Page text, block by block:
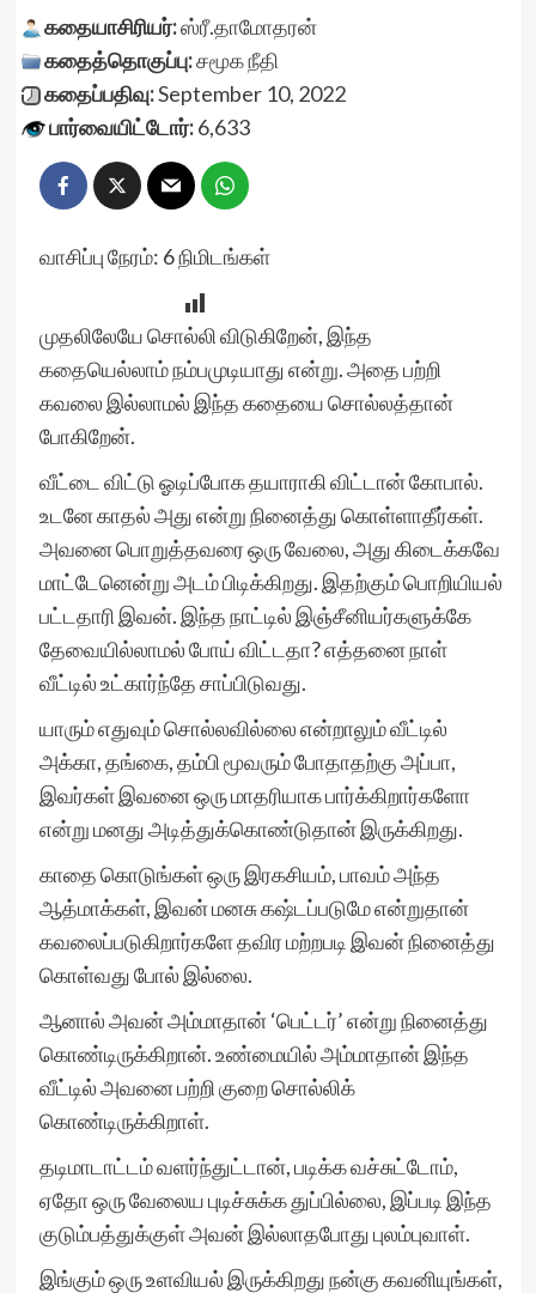
கதையாசிரியர்:ஸ்ரீ.தாமோதரன்
கதைத்தொகுப்பு:சமூக நீதி
கதைப்பதிவு:September 10, 2022
பார்வையிட்டோர்:6,633
வாசிப்பு நேரம்: 6நிமிடங்கள்
முதலிலேயே சொல்லி விடுகிறேன், இந்த
கதையெல்லாம் நம்பமுடியாது என்று. அதை பற்றி
கவலை இல்லாமல் இந்த கதையை சொல்லத்தான்
போகிறேன்.
வீட்டை விட்டு ஓடிப்போக தயாராகி விட்டான் கோபால்.
உடனே காதல் அது என்று நினைத்து கொள்ளாதீர்கள்.
அவனை பொறுத்தவரை ஒரு வேலை, அது கிடைக்கவே
மாட்டேனென்று அடம் பிடிக்கிறது. இதற்கும் பொறியியல்
பட்டதாரி இவன். இந்த நாட்டில் இஞ்சீனியர்களுக்கே
தேவையில்லாமல் போய் விட்டதா? எத்தனை நாள்
வீட்டில் உட்கார்ந்தே சாப்பிடுவது.
யாரும் எதுவும் சொல்லவில்லை என்றாலும் வீட்டில்
அக்கா, தங்கை, தம்பி மூவரும் போதாதற்கு அப்பா,
இவர்கள் இவனை ஒரு மாதரியாக பார்க்கிறார்களோ
என்று மனது அடித்துக்கொண்டுதான் இருக்கிறது.
காதை கொடுங்கள் ஒரு இரகசியம், பாவம் அந்த
ஆத்மாக்கள், இவன் மனசு கஷ்டப்படுமே என்றுதான்
கவலைப்படுகிறார்களே தவிர மற்றபடி இவன் நினைத்து
கொள்வது போல் இல்லை.
ஆனால் அவன் அம்மாதான் ‘பெட்டர்’ என்று நினைத்து
கொண்டிருக்கிறான். உண்மையில் அம்மாதான் இந்த
வீட்டில் அவனை பற்றி குறை சொல்லிக்
கொண்டிருக்கிறாள்.
தடிமாடாட்டம் வளர்ந்துட்டான், படிக்க வச்சுட்டோம்,
ஏதோ ஒரு வேலைய புடிச்சுக்க துப்பில்லை, இப்படி இந்த
குடும்பத்துக்குள் அவன் இல்லாதபோது புலம்புவாள்.
இங்கும் ஒரு உளவியல் இருக்கிறது நன்கு கவனியுங்கள்,